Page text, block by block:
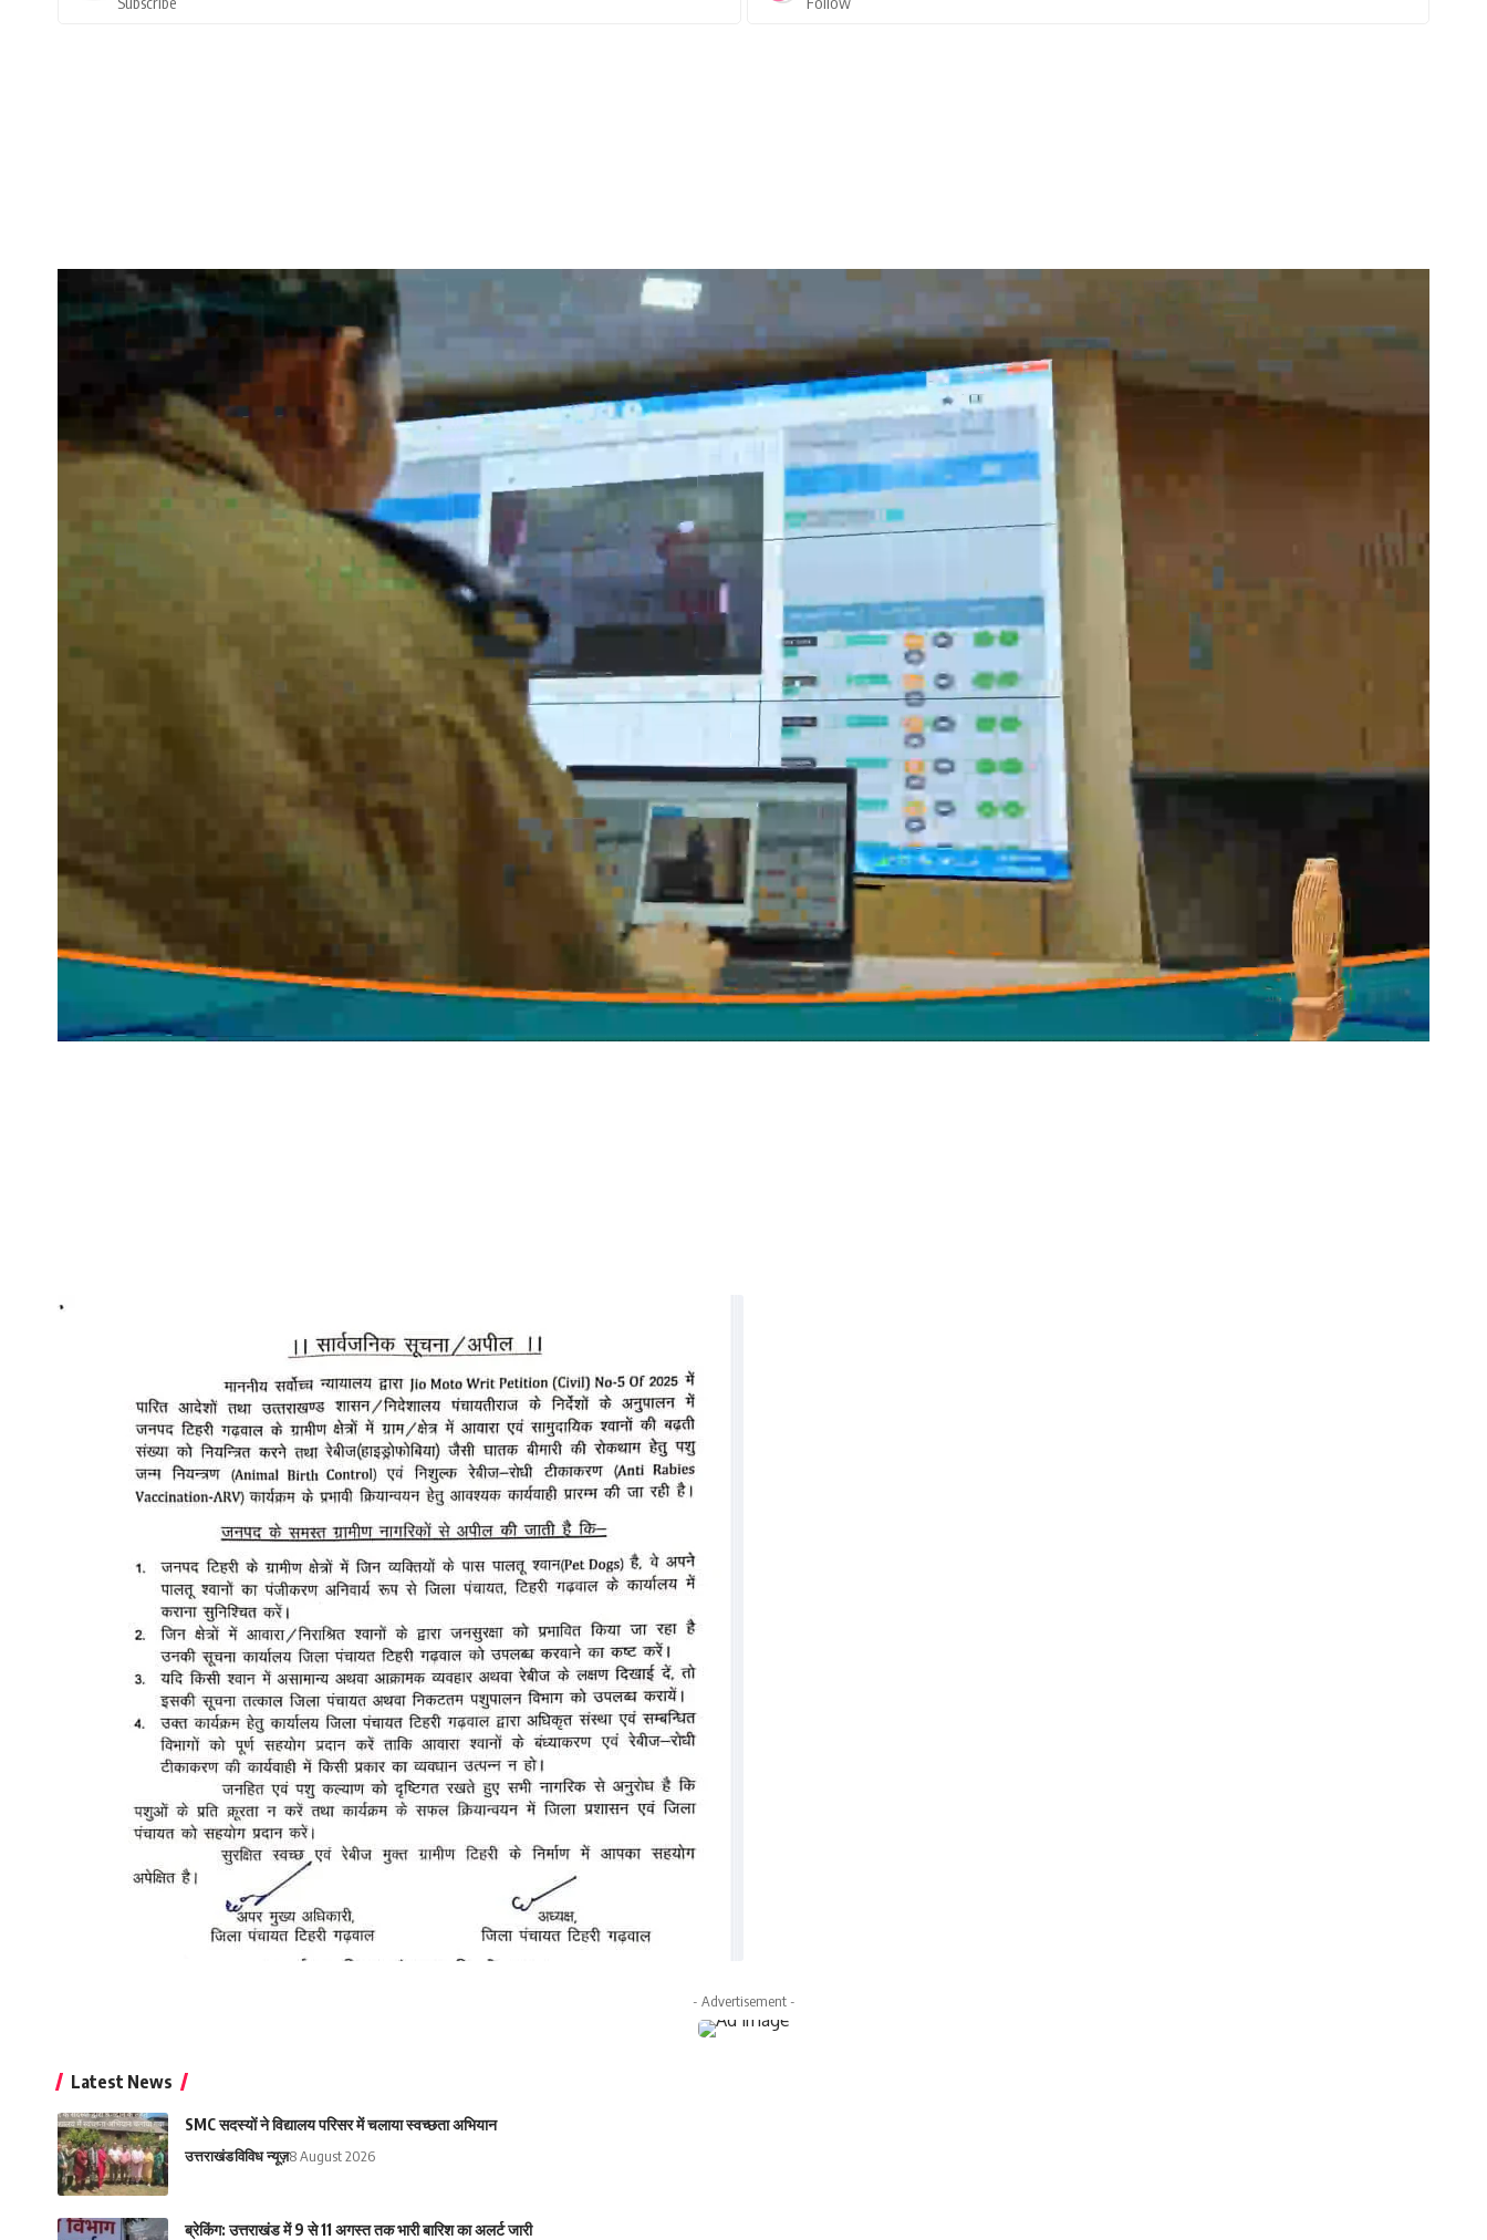
- Advertisement -
Latest News
SMC सदस्यों ने विद्यालय परिसर में चलाया स्वच्छता अभियान
उत्तराखंडविविध न्यूज़8 August 2026
ब्रेकिंग: उत्तराखंड में 9 से 11 अगस्त तक भारी बारिश का अलर्ट जारी